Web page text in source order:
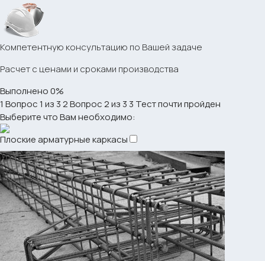
Компетентную консультацию по Вашей задаче
Расчет с ценами и сроками производства
Выполнено0%
1 Вопрос 1 из 32Вопрос 2 из 3 3 Тест почти пройден
Выберите что Вам необходимо:
Плоские арматурные каркасы